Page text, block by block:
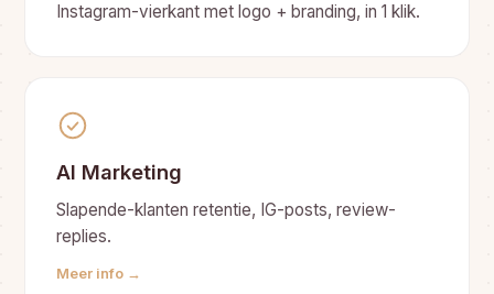
Instagram-vierkant met logo + branding, in 1 klik.
AI Marketing
Slapende-klanten retentie, IG-posts, review-
replies.
Meer info →